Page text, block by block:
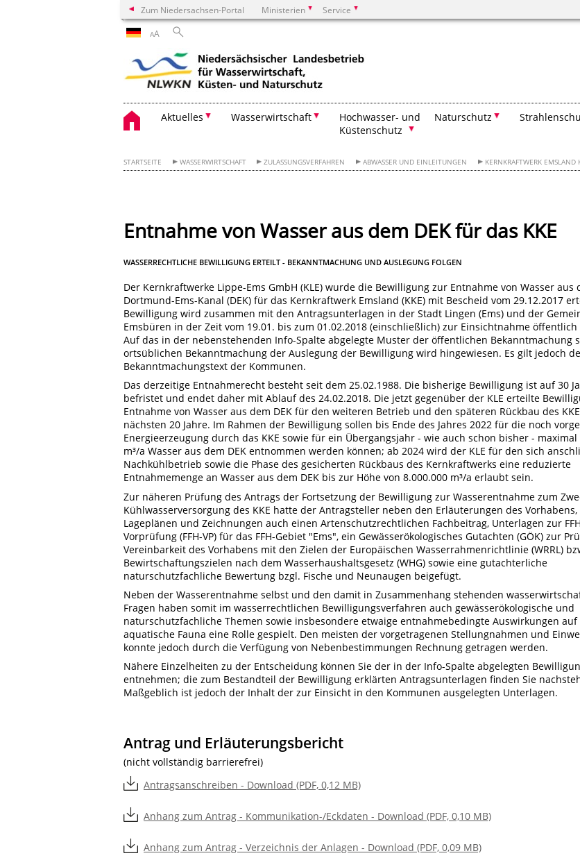
Zum Niedersachsen-Portal Ministerien Service
AA
Aktuelles Wasserwirtschaft
Hochwasser- und
Küstenschutz
Naturschutz
STARTSEITE WASSERWIRTSCHAFT ZULASSUNGSVERFAHREN ABWASSER UND EINLEITUNGEN KERNKRAFTWERK EMSLAND
Entnahme von Wasser aus dem DEK für das KKE
WASSERRECHTLICHE BEWILLIGUNG ERTEILT - BEKANNTMACHUNG UND AUSLEGUNG FOLGEN
Der Kernkraftwerke Lippe-Ems GmbH (KLE) wurde die Bewilligung zur Entnahme von Wasser aus
Dortmund-Ems-Kanal (DEK) für das Kernkraftwerk Emsland (KKE) mit Bescheid vom 29.12.2017
Bewilligung wird zusammen mit den Antragsunterlagen in der Stadt Lingen (Ems) und der
Emsbüren in der Zeit vom 19.01. bis zum 01.02.2018 (einschließlich) zur Einsichtnahme öffentlich
Auf das in der nebenstehenden Info-Spalte abgelegte Muster der öffentlichen Bekanntmachung
ortsüblichen Bekanntmachung der Auslegung der Bewilligung wird hingewiesen. Es gilt jedoch
Bekanntmachungstext der Kommunen.
Das derzeitige Entnahmerecht besteht seit dem 25.02.1988. Die bisherige Bewilligung ist auf 30
befristet und endet daher mit Ablauf des 24.02.2018. Die jetzt gegenüber der KLE erteilte
Entnahme von Wasser aus dem DEK für den weiteren Betrieb und den späteren Rückbau des
nächsten 20 Jahre. Im Rahmen der Bewilligung sollen bis Ende des Jahres 2022 für die noch
Energieerzeugung durch das KKE sowie für ein Übergangsjahr - wie auch schon bisher - maximal
m³/a Wasser aus dem DEK entnommen werden können; ab 2024 wird der KLE für den sich
Nachkühlbetrieb sowie die Phase des gesicherten Rückbaus des Kernkraftwerks eine reduzierte
Entnahmemenge an Wasser aus dem DEK bis zur Höhe von 8.000.000 m³/a erlaubt sein.
Zur näheren Prüfung des Antrags der Fortsetzung der Bewilligung zur Wasserentnahme zum
Kühlwasserversorgung des KKE hatte der Antragsteller neben den Erläuterungen des
Lageplänen und Zeichnungen auch einen Artenschutzrechtlichen Fachbeitrag, Unterlagen zur
Vorprüfung (FFH-VP) für das FFH-Gebiet "Ems", ein Gewässerökologisches Gutachten (GÖK) zur
Vereinbarkeit des Vorhabens mit den Zielen der Europäischen Wasserrahmenrichtlinie (WRRL)
Bewirtschaftungszielen nach dem Wasserhaushaltsgesetz (WHG) sowie eine gutachterliche
naturschutzfachliche Bewertung bzgl. Fische und Neunaugen beigefügt.
Neben der Wasserentnahme selbst und den damit in Zusammenhang stehenden
Fragen haben somit im wasserrechtlichen Bewilligungsverfahren auch gewässerökologische und
naturschutzfachliche Themen sowie insbesondere etwaige entnahmebedingte Auswirkungen auf
aquatische Fauna eine Rolle gespielt. Den meisten der vorgetragenen Stellungnahmen und
konnte jedoch durch die Verfügung von Nebenbestimmungen Rechnung getragen werden.
Nähere Einzelheiten zu der Entscheidung können Sie der in der Info-Spalte abgelegten
entnehmen; die zum Bestandteil der Bewilligung erklärten Antragsunterlagen finden Sie
Maßgeblich ist jedoch der Inhalt der zur Einsicht in den Kommunen ausgelegten Unterlagen.
Antrag und Erläuterungsbericht
(nicht vollständig barrierefrei)
Antragsanschreiben - Download (PDF, 0,12 MB)
Anhang zum Antrag - Kommunikation-/Eckdaten - Download (PDF, 0,10 MB)
Anhang zum Antrag - Verzeichnis der Anlagen - Download (PDF, 0,09 MB)